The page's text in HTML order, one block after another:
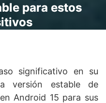
para estos
significativo en su
versión estable de
Android 15 para sus